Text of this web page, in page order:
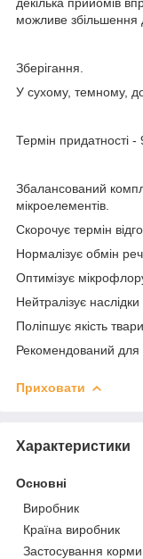
можливе збільшення
Зберігання.
У сухому, темному,
Термін придатності -
Збалансований
мiкроелементiв.
Скорочує термiн
Нормалiзує обмiн
Оптимiзує
Нейтралiзує наслiдки
Полiпшує якiсть
Рекомендований для
Приховати
Характеристики
Основні
Виробник
Країна виробник
Застосування корми